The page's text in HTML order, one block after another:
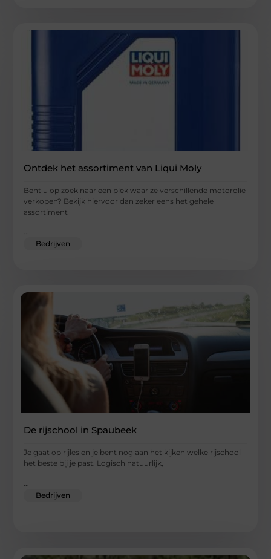
Ontdek het assortiment van Liqui Moly
Bent u op zoek naar een plek waar ze verschillende motorolie
verkopen? Bekijk hiervoor dan zeker eens het gehele
assortiment
...
Bedrijven
De rijschool in Spaubeek
Je gaat op rijles en je bent nog aan het kijken welke rijschool
het beste bij je past. Logisch natuurlijk,
Bedrijven